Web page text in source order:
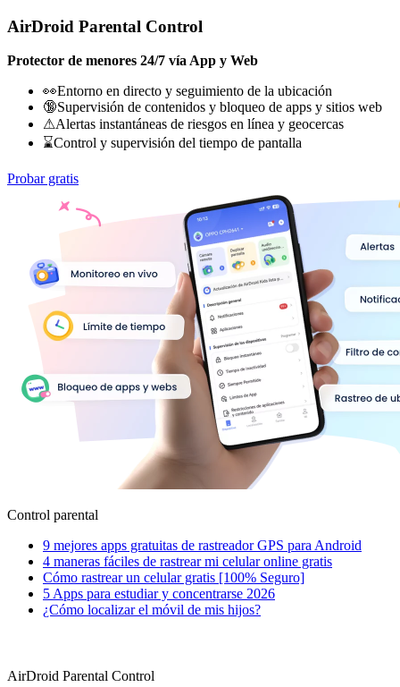
AirDroid Parental Control
Protector de menores 24/7 vía App y Web
👀Entorno en directo y seguimiento de la ubicación
🔞Supervisión de contenidos y bloqueo de apps y sitios web
⚠Alertas instantáneas de riesgos en línea y geocercas
⌛Control y supervisión del tiempo de pantalla
Probar gratis
Control parental
9 mejores apps gratuitas de rastreador GPS para Android
4 maneras fáciles de rastrear mi celular online gratis
Cómo rastrear un celular gratis [100% Seguro]
5 Apps para estudiar y concentrarse 2026
¿Cómo localizar el móvil de mis hijos?
AirDroid Parental Control